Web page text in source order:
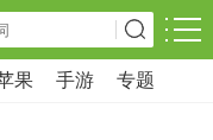
果 手游 专题